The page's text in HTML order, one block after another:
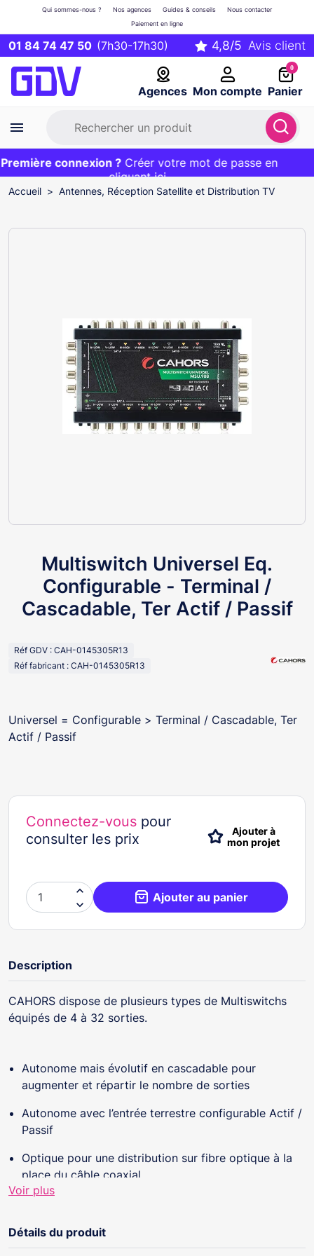
01 84 74 47 50 (7h30-17h30)
Agences Mon compte
Qui sommes-nous ? Nos agences Guides & conseils
Nous contacter
Paiement en ligne
0
Panier
Première commande ?20€ OFFERT sur votre panier
et livraison 24/48h gratuite avec le codeBIENVENUE
connexion ?Créer votre mot de passe en
cliquant ici
EXCLU WEB :
Accueil Antennes, Réception Satellite et Distribution TV
Multiswitch Universel Eq.
Configurable - Terminal /
Cascadable, Ter Actif / Passif
Réf GDV : CAH-0145305R13
Réf fabricant : CAH-0145305R13
Universel = Configurable > Terminal / Cascadable, Ter
Actif / Passif
Connectez-vous pour
consulter les prix
Ajouter à
mon projet

 Ajouter au panier
Description
CAHORS dispose de plusieurs types de Multiswitchs
équipés de 4 à 32 sorties.
Autonome mais évolutif en cascadable pour
augmenter et répartir le nombre de sorties
Autonome avec l’entrée terrestre configurable Actif /
Passif
Optique pour une distribution sur fibre optique à la
place du câble coaxial
Voir plus
Détails du produit